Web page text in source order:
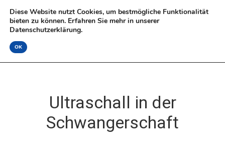
Ultraschall in der
Schwangerschaft
Diese Website nutzt Cookies, um bestmögliche Funktionalität
bieten zu können. Erfahren Sie mehr in unserer
Datenschutzerklärung.
OK